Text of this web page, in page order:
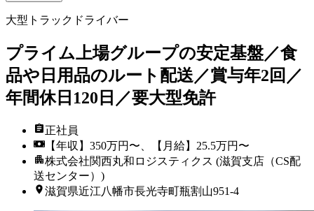
大型トラックドライバー
プライム上場グループの安定基盤／食
品や日用品のルート配送／賞与年2回／
年間休日120日／要大型免許
正社員
【年収】350万円〜、【月給】25.5万円〜
株式会社関西丸和ロジスティクス (滋賀支店（CS配
送センター）)
滋賀県近江八幡市長光寺町瓶割山951-4